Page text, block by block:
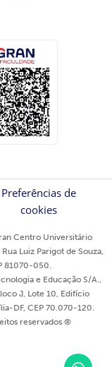
Preferências de
cookies
Centro Universitário
Luiz Parigot de Souza,
81070-050.
e Educação S/A.,
J, Lote 10, Edifício
DF, CEP 70.070-120.
reservados ®